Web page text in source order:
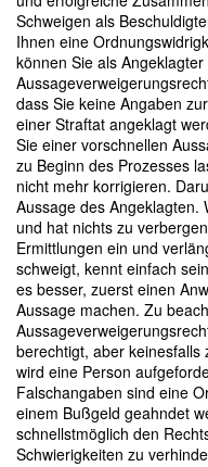
Schweigen als
Ihnen eine
können Sie als
dass Sie keine Angaben
einer Straftat angeklagt
Sie einer vorschnellen
zu Beginn des Prozesses
nicht mehr korrigieren.
Aussage des Angeklagten.
und hat nichts zu
Ermittlungen ein und
schweigt, kennt einfach
es besser, zuerst einen
Aussage machen. Zu
berechtigt, aber
wird eine Person
Falschangaben sind eine
einem Bußgeld geahndet
schnellstmöglich den
Schwierigkeiten zu